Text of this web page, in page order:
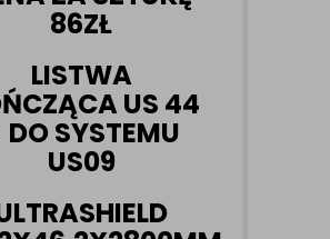
86ZŁ
LISTWA
US 44
SYSTEMU
US09